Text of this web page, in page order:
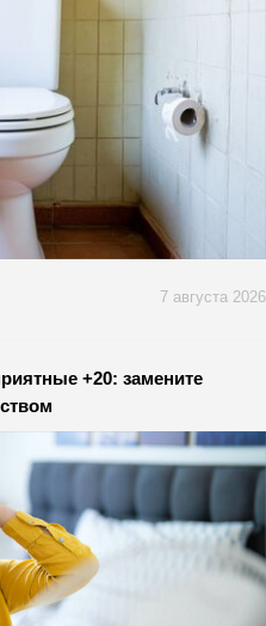
7 августа 2026
+20: замените